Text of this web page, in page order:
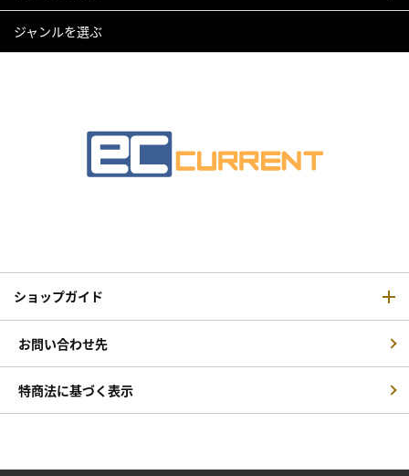
ジャンルを選ぶ
ショップガイド
お問い合わせ先
特商法に基づく表示